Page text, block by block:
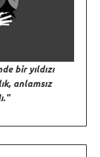
bir yıldızı
anlamsız